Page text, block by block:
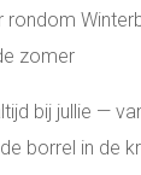
rondom
zomer
bij jullie —
borrel in de